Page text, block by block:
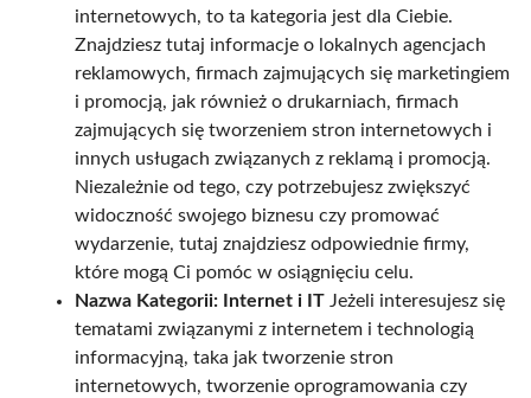
internetowych, to ta kategoria jest dla Ciebie.
Znajdziesz tutaj informacje o lokalnych agencjach
reklamowych, firmach zajmujących się marketingiem
i promocją, jak również o drukarniach, firmach
zajmujących się tworzeniem stron internetowych i
innych usługach związanych z reklamą i promocją.
Niezależnie od tego, czy potrzebujesz zwiększyć
widoczność swojego biznesu czy promować
wydarzenie, tutaj znajdziesz odpowiednie firmy,
które mogą Ci pomóc w osiągnięciu celu.
Nazwa Kategorii: Internet i IT Jeżeli interesujesz się
tematami związanymi z internetem i technologią
informacyjną, taka jak tworzenie stron
internetowych, tworzenie oprogramowania czy